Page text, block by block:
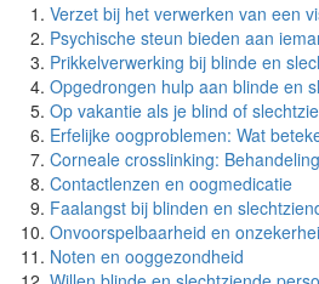
Verzet bij het verwerken van een
Psychische steun bieden aan
Prikkelverwerking bij blinde en
Opgedrongen hulp aan blinde en
Op vakantie als je blind of
Erfelijke oogproblemen: Wat
Corneale crosslinking:
Contactlenzen en oogmedicatie
Faalangst bij blinden en
Onvoorspelbaarheid en
Noten en ooggezondheid